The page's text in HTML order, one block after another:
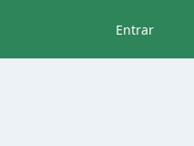
Entrar